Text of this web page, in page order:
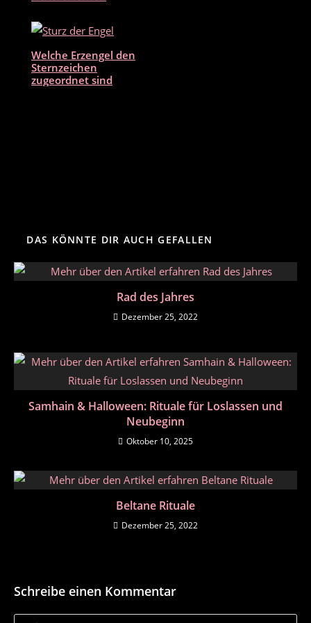
Welche Erzengel den
Sternzeichen
zugeordnet sind
DAS KÖNNTE DIR AUCH GEFALLEN
Rad des Jahres
Dezember 25, 2022
Samhain & Halloween: Rituale für Loslassen und
Neubeginn
Oktober 10, 2025
Beltane Rituale
Dezember 25, 2022
Schreibe einen Kommentar